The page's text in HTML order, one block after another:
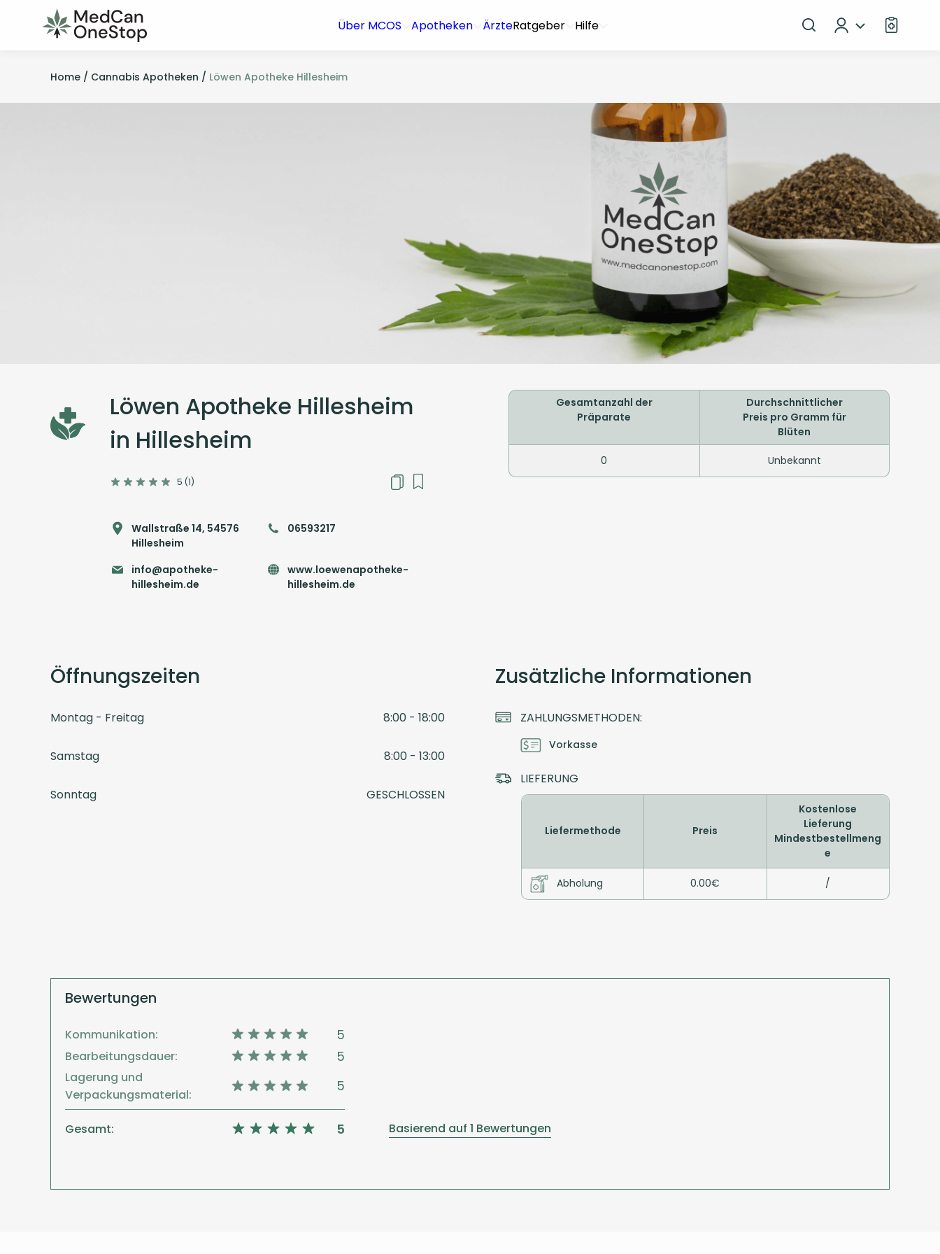
Über MCOS Apotheken ÄrzteRatgeber Hilfe
Home / Cannabis Apotheken / Löwen Apotheke Hillesheim
Löwen Apotheke Hillesheim
in Hillesheim
5 (1)
Wallstraße 14, 54576
Hillesheim
info@apotheke-
hillesheim.de
06593217
www.loewenapotheke-
hillesheim.de
Gesamtanzahl der
Präparate
0
Durchschnittlicher
Preis pro Gramm für
Blüten
Unbekannt
Öffnungszeiten
Montag - Freitag 8:00 - 18:00
Samstag 8:00 - 13:00
Sonntag GESCHLOSSEN
Zusätzliche Informationen
ZAHLUNGSMETHODEN:
Vorkasse
LIEFERUNG
Liefermethode Preis
Kostenlose
Lieferung
Mindestbestellmeng
e
Abholung 0.00€ /
Bewertungen
Kommunikation: 5
Bearbeitungsdauer: 5
Lagerung und
Verpackungsmaterial:
5
Gesamt: 5 Basierend auf 1 Bewertungen